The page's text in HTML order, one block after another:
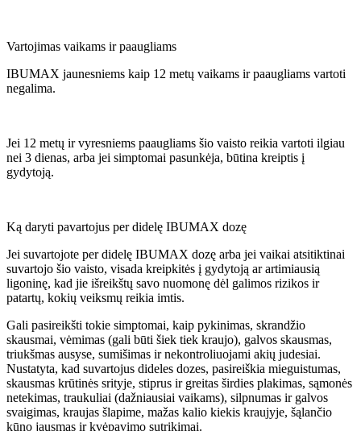
Vartojimas vaikams ir paaugliams
IBUMAX jaunesniems kaip 12 metų vaikams ir paaugliams vartoti
negalima.
Jei 12 metų ir vyresniems paaugliams šio vaisto reikia vartoti ilgiau
nei 3 dienas, arba jei simptomai pasunkėja, būtina kreiptis į
gydytoją.
Ką daryti pavartojus per didelę IBUMAX dozę
Jei suvartojote per didelę IBUMAX dozę arba jei vaikai atsitiktinai
suvartojo šio vaisto, visada kreipkitės į gydytoją ar artimiausią
ligoninę, kad jie išreikštų savo nuomonę dėl galimos rizikos ir
patartų, kokių veiksmų reikia imtis.
Gali pasireikšti tokie simptomai, kaip pykinimas, skrandžio
skausmai, vėmimas (gali būti šiek tiek kraujo), galvos skausmas,
triukšmas ausyse, sumišimas ir nekontroliuojami akių judesiai.
Nustatyta, kad suvartojus dideles dozes, pasireiškia mieguistumas,
skausmas krūtinės srityje, stiprus ir greitas širdies plakimas, sąmonės
netekimas, traukuliai (dažniausiai vaikams), silpnumas ir galvos
svaigimas, kraujas šlapime, mažas kalio kiekis kraujyje, šąlančio
kūno jausmas ir kvėpavimo sutrikimai.